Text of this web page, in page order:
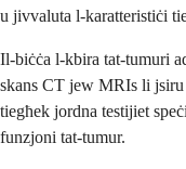
u jivvaluta l-karatteristiċi
Il-biċċa l-kbira tat-tumuri
skans CT jew MRIs li
tiegħek jordna testijiet
funzjoni tat-tumur.